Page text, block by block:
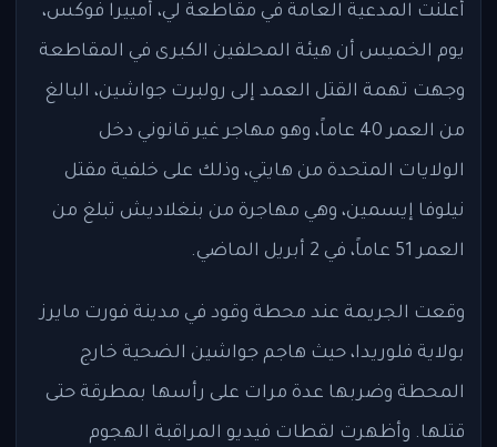
أعلنت المدعية العامة في مقاطعة لي، أمييرا فوكس،
يوم الخميس أن هيئة المحلفين الكبرى في المقاطعة
وجهت تهمة القتل العمد إلى رولبرت جواشين، البالغ
من العمر 40 عاماً، وهو مهاجر غير قانوني دخل
الولايات المتحدة من هايتي، وذلك على خلفية مقتل
نيلوفا إيسمين، وهي مهاجرة من بنغلاديش تبلغ من
العمر 51 عاماً، في 2 أبريل الماضي.
وقعت الجريمة عند محطة وقود في مدينة فورت مايرز
بولاية فلوريدا، حيث هاجم جواشين الضحية خارج
المحطة وضربها عدة مرات على رأسها بمطرقة حتى
قتلها. وأظهرت لقطات فيديو المراقبة الهجوم